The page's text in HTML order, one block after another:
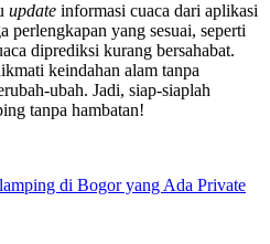
update informasi cuaca dari aplikasi
perlengkapan yang sesuai, seperti
diprediksi kurang bersahabat.
keindahan alam tanpa
ubah. Jadi, siap-siaplah
tanpa hambatan!
di Bogor yang Ada Private